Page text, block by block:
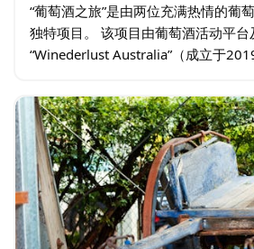
“葡萄酒之旅”是由两位充满热情的葡
独特项目。 该项目由葡萄酒活动平台
“Winederlust Australia”（成立于